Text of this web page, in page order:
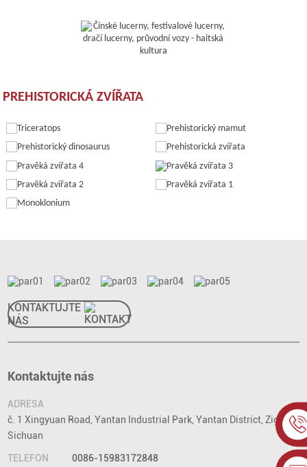
PREHISTORICKÁ ZVÍŘATA
KONTAKTUJTE
NÁS
Kontaktujte nás
ADRESA
č. 1 Xingyuan Road, Yantan Industrial Park, Yantan District, Zigong,
Sichuan
TELEFON
0086-15983172848